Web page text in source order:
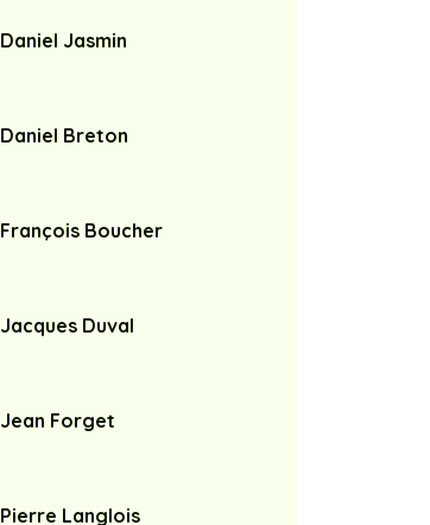
Daniel Jasmin
Daniel Breton
François Boucher
Jacques Duval
Jean Forget
Pierre Langlois